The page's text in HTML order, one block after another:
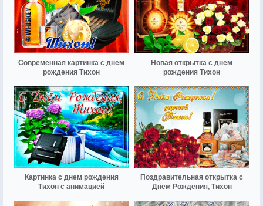
Современная картинка с днем
рождения Тихон
Новая открытка с днем
рождения Тихон
Картинка с днем рождения
Тихон с анимацией
Поздравительная открытка с
Днем Рождения, Тихон